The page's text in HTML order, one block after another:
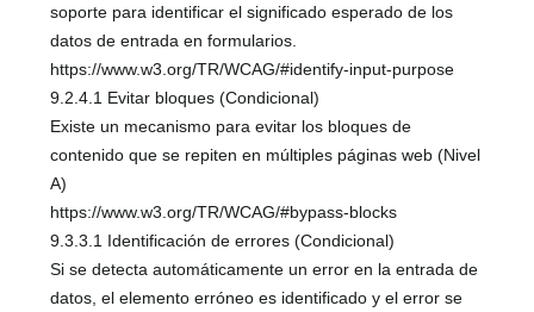
soporte para identificar el significado esperado de los
datos de entrada en formularios.
https://www.w3.org/TR/WCAG/#identify-input-purpose
9.2.4.1 Evitar bloques (Condicional)
Existe un mecanismo para evitar los bloques de
contenido que se repiten en múltiples páginas web (Nivel
A)
https://www.w3.org/TR/WCAG/#bypass-blocks
9.3.3.1 Identificación de errores (Condicional)
Si se detecta automáticamente un error en la entrada de
datos, el elemento erróneo es identificado y el error se